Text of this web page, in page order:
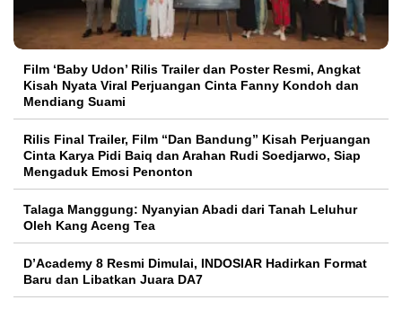
Film ‘Baby Udon’ Rilis Trailer dan Poster Resmi, Angkat
Kisah Nyata Viral Perjuangan Cinta Fanny Kondoh dan
Mendiang Suami
Rilis Final Trailer, Film “Dan Bandung” Kisah Perjuangan
Cinta Karya Pidi Baiq dan Arahan Rudi Soedjarwo, Siap
Mengaduk Emosi Penonton
Talaga Manggung: Nyanyian Abadi dari Tanah Leluhur
Oleh Kang Aceng Tea
D’Academy 8 Resmi Dimulai, INDOSIAR Hadirkan Format
Baru dan Libatkan Juara DA7